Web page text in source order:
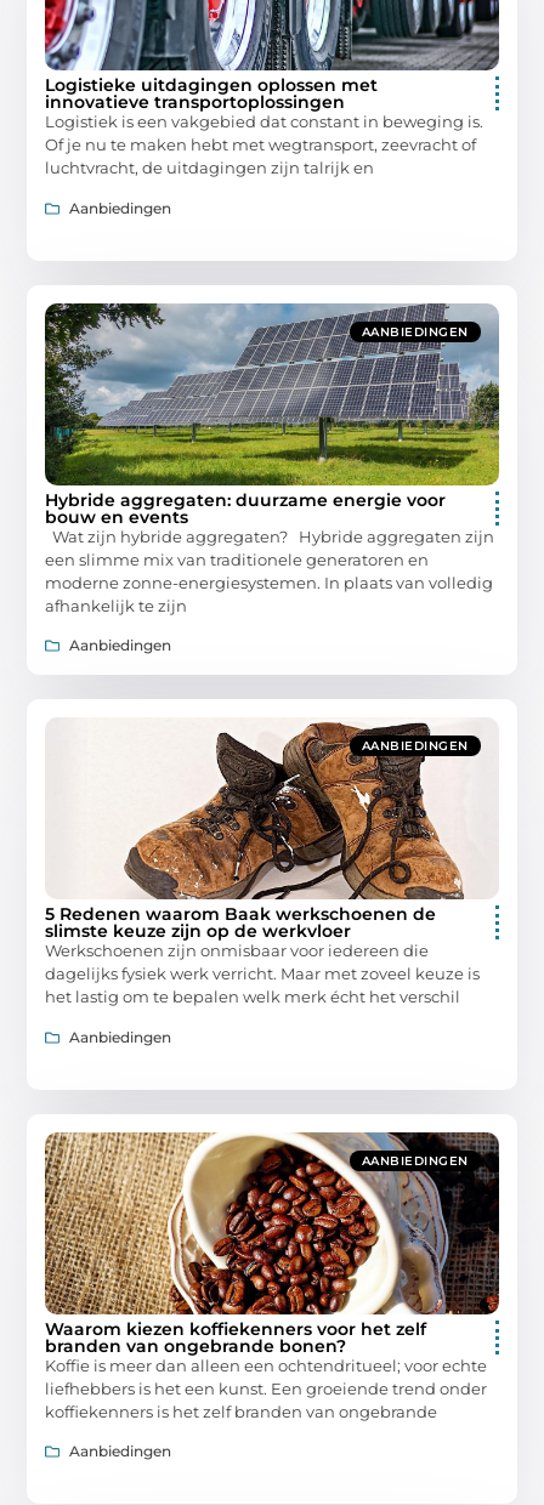
Logistieke uitdagingen oplossen met
innovatieve transportoplossingen
Logistiek is een vakgebied dat constant in beweging is.
Of je nu te maken hebt met wegtransport, zeevracht of
luchtvracht, de uitdagingen zijn talrijk en
Aanbiedingen
AANBIEDINGEN
Hybride aggregaten: duurzame energie voor
bouw en events
Wat zijn hybride aggregaten? Hybride aggregaten zijn
een slimme mix van traditionele generatoren en
moderne zonne-energiesystemen. In plaats van volledig
afhankelijk te zijn
Aanbiedingen
AANBIEDINGEN
5 Redenen waarom Baak werkschoenen de
slimste keuze zijn op de werkvloer
Werkschoenen zijn onmisbaar voor iedereen die
dagelijks fysiek werk verricht. Maar met zoveel keuze is
het lastig om te bepalen welk merk écht het verschil
Aanbiedingen
AANBIEDINGEN
Waarom kiezen koffiekenners voor het zelf
branden van ongebrande bonen?
Koffie is meer dan alleen een ochtendritueel; voor echte
liefhebbers is het een kunst. Een groeiende trend onder
koffiekenners is het zelf branden van ongebrande
Aanbiedingen